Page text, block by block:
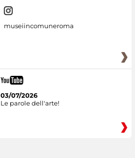
museiincomuneroma
03/07/2026
Le parole dell'arte!